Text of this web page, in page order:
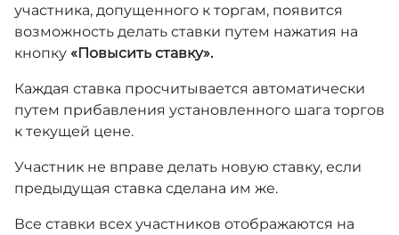
участника, допущенного к торгам, появится
возможность делать ставки путем нажатия на
кнопку «Повысить ставку».
Каждая ставка просчитывается автоматически
путем прибавления установленного шага торгов
к текущей цене.
Участник не вправе делать новую ставку, если
предыдущая ставка сделана им же.
Все ставки всех участников отображаются на